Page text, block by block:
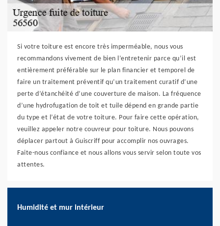
Si votre toiture est encore très imperméable, nous vous
recommandons vivement de bien l’entretenir parce qu’il est
entièrement préférable sur le plan financier et temporel de
faire un traitement préventif qu’un traitement curatif d’une
perte d’étanchéité d’une couverture de maison. La fréquence
d’une hydrofugation de toit et tuile dépend en grande partie
du type et l’état de votre toiture. Pour faire cette opération,
veuillez appeler notre couvreur pour toiture. Nous pouvons
déplacer partout à Guiscriff pour accomplir nos ouvrages.
Faite-nous confiance et nous allons vous servir selon toute vos
attentes.
Humidité et mur intérieur